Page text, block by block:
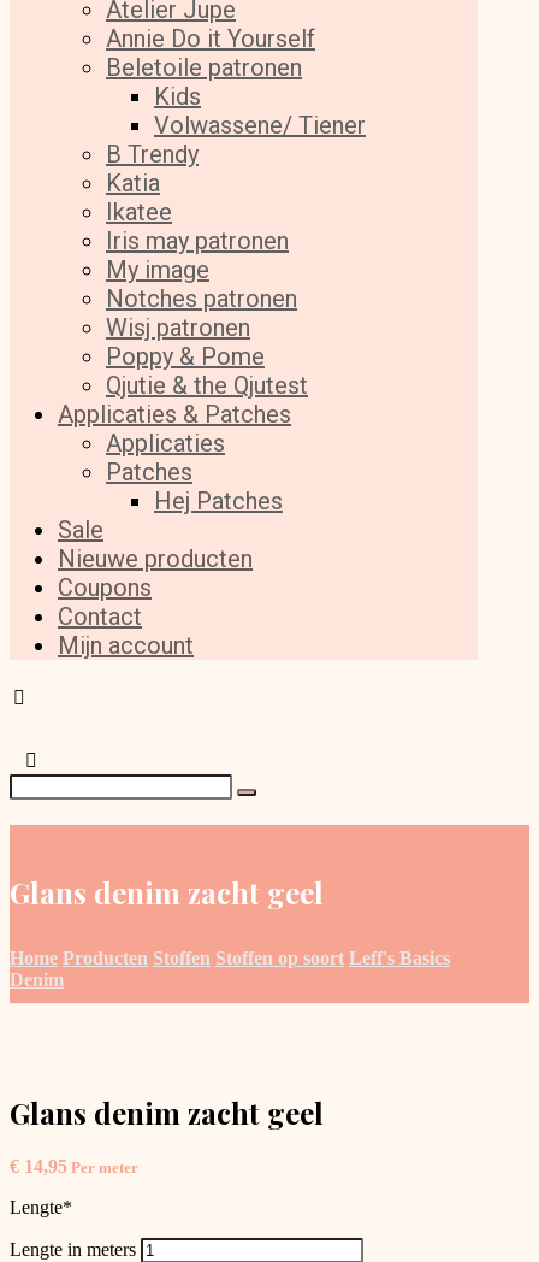
Atelier Jupe
Annie Do it Yourself
Beletoile patronen
Kids
Volwassene/ Tiener
B Trendy
Katia
Ikatee
Iris may patronen
My image
Notches patronen
Wisj patronen
Poppy & Pome
Qjutie & the Qjutest
Applicaties & Patches
Applicaties
Patches
Hej Patches
Sale
Nieuwe producten
Coupons
Contact
Mijn account
Glans denim zacht geel
Home Producten Stoffen Stoffen op soort Leff's Basics
Denim
Glans denim zacht geel
€ 14,95 Per meter
Lengte*
Lengte in meters